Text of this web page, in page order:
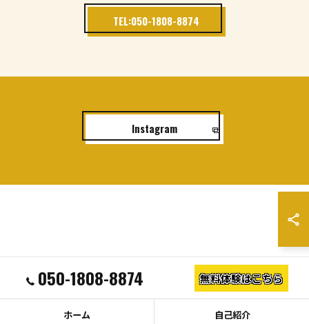
TEL:050-1808-8874
Instagram
050-1808-8874 無料体験はこちら
ホーム 自己紹介